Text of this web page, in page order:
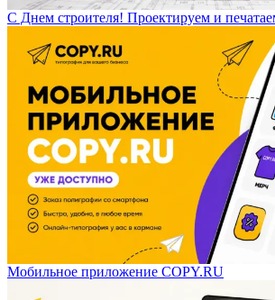
С Днем строителя! Проектируем и
Мобильное приложение COPY.RU